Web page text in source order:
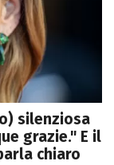
silenziosa
grazie." E il
chiaro